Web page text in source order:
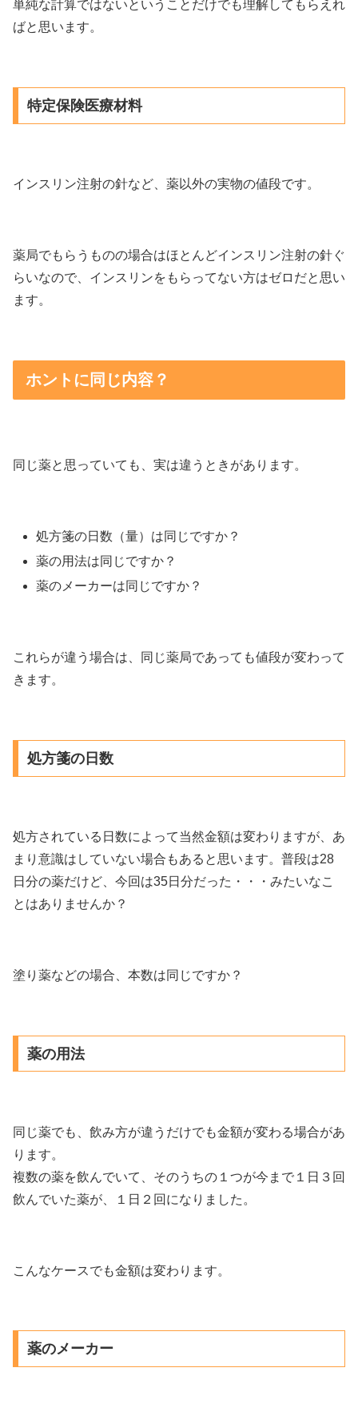
単純な計算ではないということだけでも理解してもらえれ
ばと思います。
特定保険医療材料
インスリン注射の針など、薬以外の実物の値段です。
薬局でもらうものの場合はほとんどインスリン注射の針ぐ
らいなので、インスリンをもらってない方はゼロだと思い
ます。
ホントに同じ内容？
同じ薬と思っていても、実は違うときがあります。
処方箋の日数（量）は同じですか？
薬の用法は同じですか？
薬のメーカーは同じですか？
これらが違う場合は、同じ薬局であっても値段が変わって
きます。
処方箋の日数
処方されている日数によって当然金額は変わりますが、あ
まり意識はしていない場合もあると思います。普段は28
日分の薬だけど、今回は35日分だった・・・みたいなこ
とはありませんか？
塗り薬などの場合、本数は同じですか？
薬の用法
同じ薬でも、飲み方が違うだけでも金額が変わる場合があ
ります。
複数の薬を飲んでいて、そのうちの１つが今まで１日３回
飲んでいた薬が、１日２回になりました。
こんなケースでも金額は変わります。
薬のメーカー